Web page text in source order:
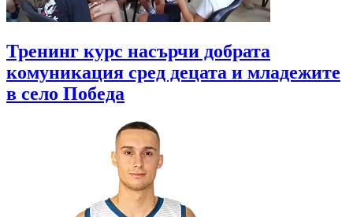
Тренинг курс насърчи добрата
комуникация сред децата и младежите
в село Победа